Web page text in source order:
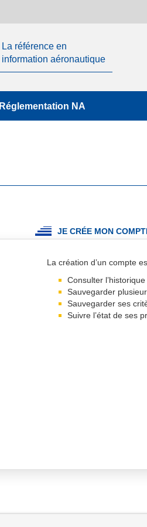
La référence en
information aéronautique
Réglementation NA
JE CRÉE MON
La création d’un compte
Consulter
Sauvegarder
Sauvegarder ses
Suivre l’état de ses